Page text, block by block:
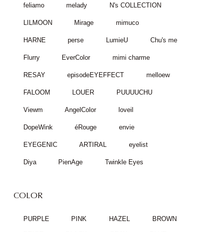
feliamo melady N's COLLECTION
LILMOON Mirage mimuco
HARNE perse LumieU Chu's me
Flurry EverColor mimi charme
RESAY episodeEYEFFECT melloew
FALOOM LOUER PUUUUCHU
Viewm AngelColor loveil
DopeWink éRouge envie
EYEGENIC ARTIRAL eyelist
Diya PienAge Twinkle Eyes
COLOR
PURPLE PINK HAZEL BROWN